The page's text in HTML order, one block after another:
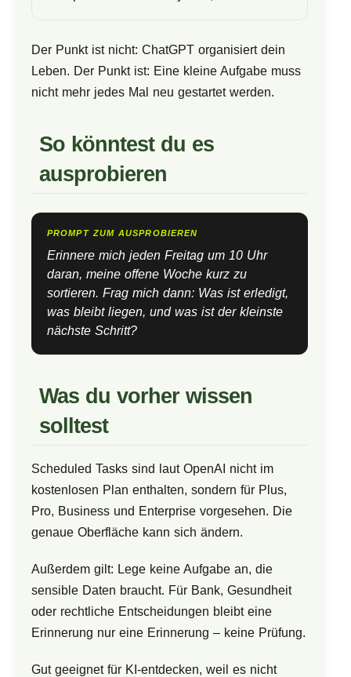
Der Punkt ist nicht: ChatGPT organisiert dein
Leben. Der Punkt ist: Eine kleine Aufgabe muss
nicht mehr jedes Mal neu gestartet werden.
So könntest du es
ausprobieren
PROMPT ZUM AUSPROBIEREN
Erinnere mich jeden Freitag um 10 Uhr
daran, meine offene Woche kurz zu
sortieren. Frag mich dann: Was ist erledigt,
was bleibt liegen, und was ist der kleinste
nächste Schritt?
Was du vorher wissen
solltest
Scheduled Tasks sind laut OpenAI nicht im
kostenlosen Plan enthalten, sondern für Plus,
Pro, Business und Enterprise vorgesehen. Die
genaue Oberfläche kann sich ändern.
Außerdem gilt: Lege keine Aufgabe an, die
sensible Daten braucht. Für Bank, Gesundheit
oder rechtliche Entscheidungen bleibt eine
Erinnerung nur eine Erinnerung – keine Prüfung.
Gut geeignet für KI-entdecken, weil es nicht